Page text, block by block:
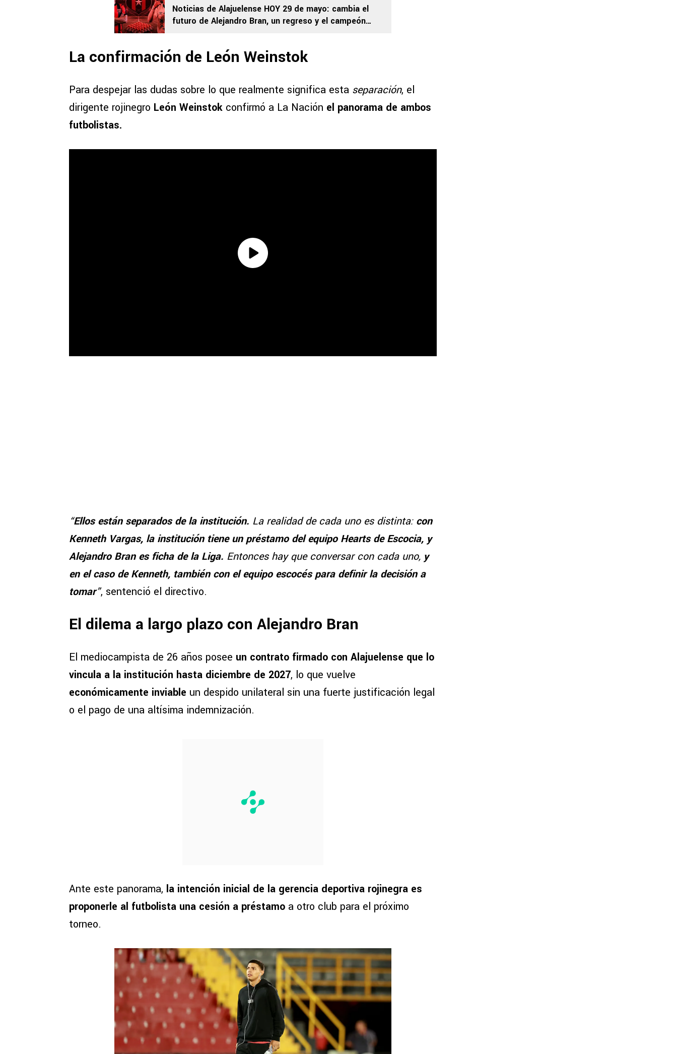
Noticias de Alajuelense HOY 29 de mayo: cambia el
futuro de Alejandro Bran, un regreso y el campeón
La confirmación de León Weinstok
Para despejar las dudas sobre lo que realmente significa esta separación, el
dirigente rojinegro León Weinstok confirmó a La Nación el panorama de ambos
futbolistas.
“Ellos están separados de la institución. La realidad de cada uno es distinta:con
Kenneth Vargas, la institución tiene un préstamo del equipo Hearts de Escocia, y
Alejandro Bran es ficha de la Liga. Entonces hay que conversar con cada uno, y
en el caso de Kenneth, también con el equipo escocés para definir la decisión a
tomar”, sentenció el directivo.
El dilema a largo plazo con Alejandro Bran
El mediocampista de 26 años posee un contrato firmado con Alajuelense que lo
vincula a la institución hasta diciembre de 2027, lo que vuelve
económicamente inviable un despido unilateral sin una fuerte justificación legal
o el pago de una altísima indemnización.
Ante este panorama, la intención inicial de la gerencia deportiva rojinegra es
proponerle al futbolista una cesión a préstamo a otro club para el próximo
torneo.